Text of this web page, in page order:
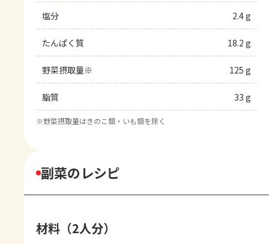
塩分 2.4 g
たんぱく質 18.2 g
野菜摂取量※ 125 g
脂質 33 g
※野菜摂取量はきのこ類・いも類を除く
副菜のレシピ
材料（2人分）